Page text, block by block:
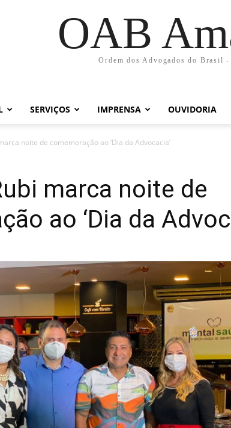
OAB
Ordem dos Advogados do Brasil -
SERVIÇOS IMPRENSA OUVIDORIA
noite de comemoração ao ‘Dia da Advocacia’
marca noite de
ao ‘Dia da